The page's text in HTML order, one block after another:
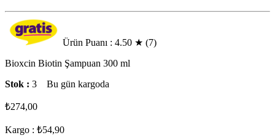
Ürün Puanı : 4.50 ★ (7)
Bioxcin Biotin Şampuan 300 ml
Stok : 3 Bu gün kargoda
₺274,00
Kargo : ₺54,90